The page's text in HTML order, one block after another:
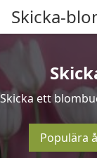
Skicka-
Skicka ett
Populära